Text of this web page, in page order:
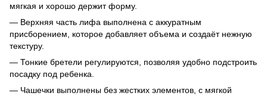
мягкая и хорошо держит форму.
— Верхняя часть лифа выполнена с аккуратным
присборением, которое добавляет объема и создаёт нежную
текстуру.
— Тонкие бретели регулируются, позволяя удобно подстроить
посадку под ребенка.
— Чашечки выполнены без жестких элементов, с мягкой